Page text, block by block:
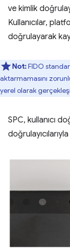
ve kimlik
Kullanıcılar,
doğrulayarak
Not:FIDO
aktarmamasını
yerel olarak
SPC, kullanıcı